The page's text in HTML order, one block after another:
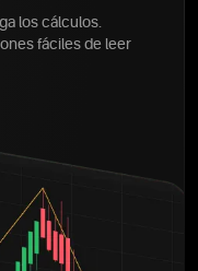
los cálculos.
fáciles de leer